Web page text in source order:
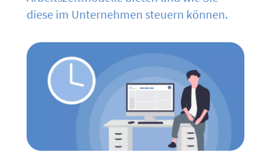
diese im Unternehmen steuern können.